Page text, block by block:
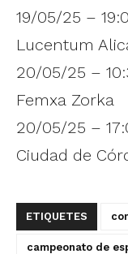
19/05/25 –
Lucentum
20/05/25 –
Femxa Zorka
20/05/25 –
Ciudad de
ETIQUETES
campeonato de